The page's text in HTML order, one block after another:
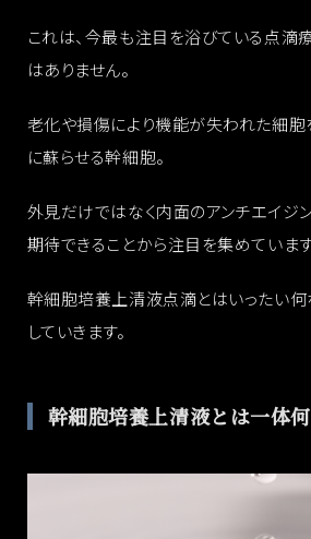
これは、今最も注目を浴びている点滴
はありません。
老化や損傷により機能が失われた細胞
に蘇らせる幹細胞。
外見だけではなく内面のアンチエイジ
期待できることから注目を集めています
幹細胞培養上清液点滴とはいったい何
していきます。
幹細胞培養上清液とは一体